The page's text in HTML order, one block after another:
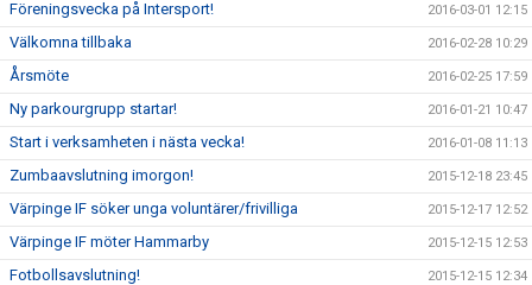
Föreningsvecka på Intersport! 2016-03-01 12:15
Välkomna tillbaka 2016-02-28 10:29
Årsmöte 2016-02-25 17:59
Ny parkourgrupp startar! 2016-01-21 10:47
Start i verksamheten i nästa vecka! 2016-01-08 11:13
Zumbaavslutning imorgon! 2015-12-18 23:45
Värpinge IF söker unga voluntärer/frivilliga 2015-12-17 12:52
Värpinge IF möter Hammarby 2015-12-15 12:53
Fotbollsavslutning! 2015-12-15 12:34